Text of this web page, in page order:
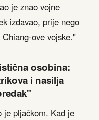
je znao vojne
izdavao, prije nego
ove vojske."
osobina:
i nasilja
je pljačkom. Kad je